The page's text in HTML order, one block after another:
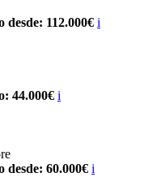
desde: 112.000€ i
44.000€ i
desde: 60.000€ i